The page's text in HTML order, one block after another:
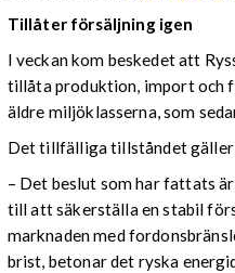
Tillåter försäljning igen
I veckan kom beskedet att
tillåta produktion, import och
äldre miljöklasserna, som
Det tillfälliga tillståndet
– Det beslut som har fattats
till att säkerställa en stabil
marknaden med
brist, betonar det ryska